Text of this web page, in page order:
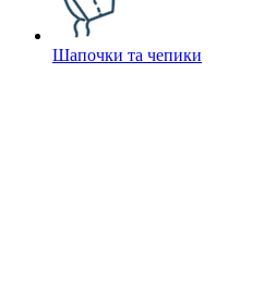
Шапочки та чепики